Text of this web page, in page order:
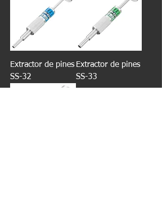
Extractor de pines
SS-32
Extractor de pines
SS-33